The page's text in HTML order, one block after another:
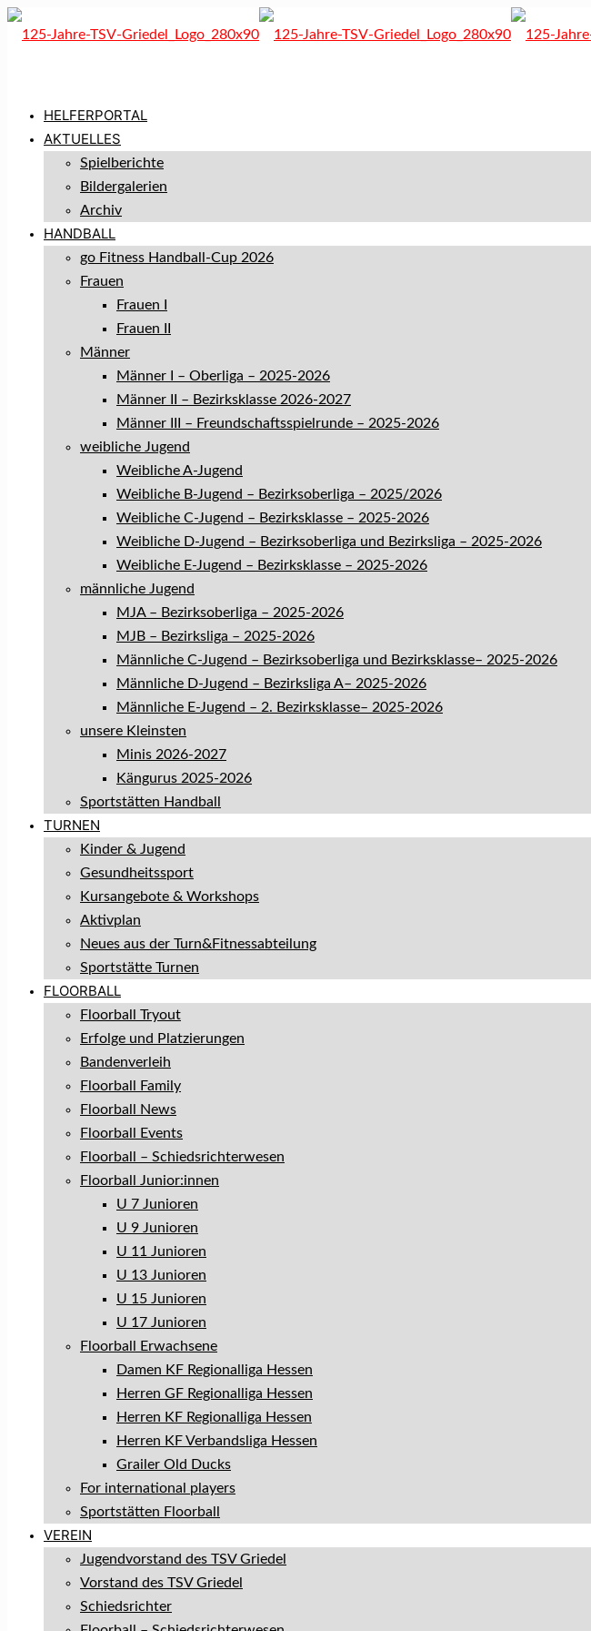
HELFERPORTAL
AKTUELLES
Spielberichte
Bildergalerien
Archiv
HANDBALL
go Fitness Handball-Cup 2026
Frauen
Frauen I
Frauen II
Männer
Männer I – Oberliga – 2025-2026
Männer II – Bezirksklasse 2026-2027
Männer III – Freundschaftsspielrunde – 2025-2026
weibliche Jugend
Weibliche A-Jugend
Weibliche B-Jugend – Bezirksoberliga – 2025/2026
Weibliche C-Jugend – Bezirksklasse – 2025-2026
Weibliche D-Jugend – Bezirksoberliga und Bezirksliga – 2025-2026
Weibliche E-Jugend – Bezirksklasse – 2025-2026
männliche Jugend
MJA – Bezirksoberliga – 2025-2026
MJB – Bezirksliga – 2025-2026
Männliche C-Jugend – Bezirksoberliga und Bezirksklasse– 2025-2026
Männliche D-Jugend – Bezirksliga A– 2025-2026
Männliche E-Jugend – 2. Bezirksklasse– 2025-2026
unsere Kleinsten
Minis 2026-2027
Kängurus 2025-2026
Sportstätten Handball
TURNEN
Kinder & Jugend
Gesundheitssport
Kursangebote & Workshops
Aktivplan
Neues aus der Turn&Fitnessabteilung
Sportstätte Turnen
FLOORBALL
Floorball Tryout
Erfolge und Platzierungen
Bandenverleih
Floorball Family
Floorball News
Floorball Events
Floorball – Schiedsrichterwesen
Floorball Junior:innen
U 7 Junioren
U 9 Junioren
U 11 Junioren
U 13 Junioren
U 15 Junioren
U 17 Junioren
Floorball Erwachsene
Damen KF Regionalliga Hessen
Herren GF Regionalliga Hessen
Herren KF Regionalliga Hessen
Herren KF Verbandsliga Hessen
Grailer Old Ducks
For international players
Sportstätten Floorball
VEREIN
Jugendvorstand des TSV Griedel
Vorstand des TSV Griedel
Schiedsrichter